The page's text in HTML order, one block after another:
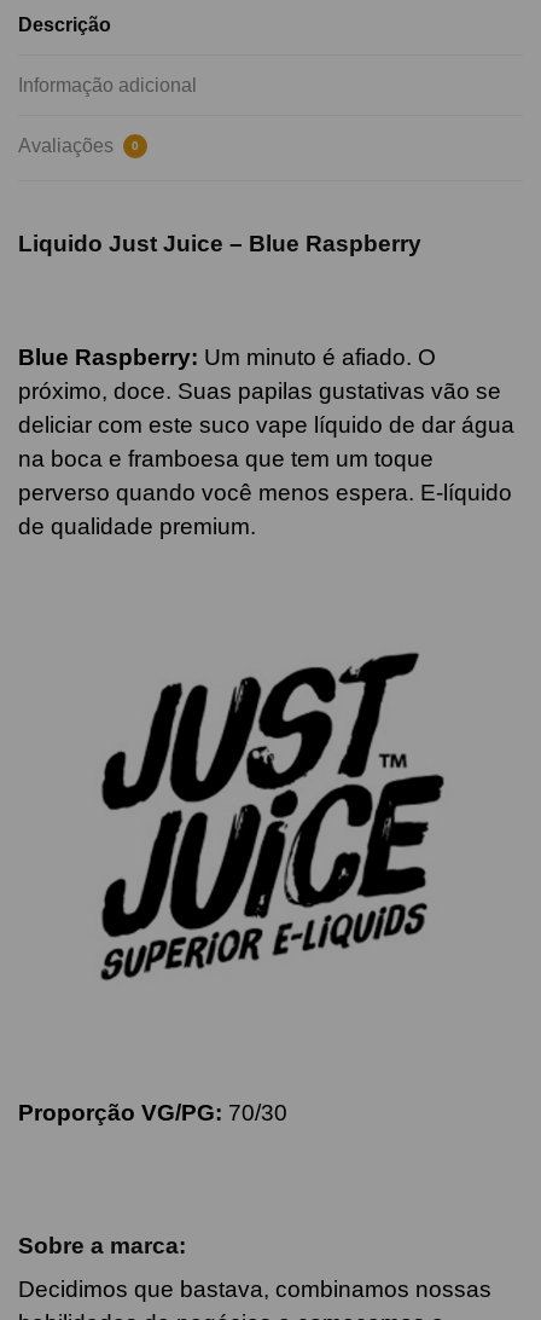
Descrição
Informação adicional
Avaliações 0
Liquido Just Juice – Blue Raspberry
Blue Raspberry: Um minuto é afiado. O
próximo, doce. Suas papilas gustativas vão se
deliciar com este suco vape líquido de dar água
na boca e framboesa que tem um toque
perverso quando você menos espera. E-líquido
de qualidade premium.
Proporção VG/PG: 70/30
Sobre a marca:
Decidimos que bastava, combinamos nossas